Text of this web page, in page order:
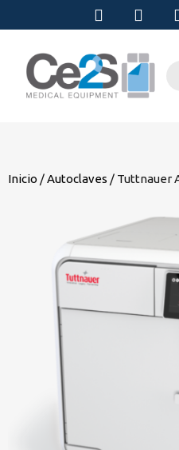
Inicio /Autoclaves / Tuttnauer